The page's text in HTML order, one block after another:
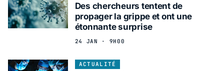
Des chercheurs tentent de
propager la grippe et ont une
étonnante surprise
24 JAN · 9H00
ACTUALITÉ